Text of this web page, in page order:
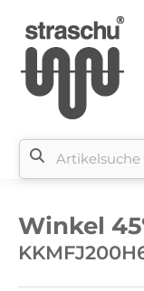
Winkel